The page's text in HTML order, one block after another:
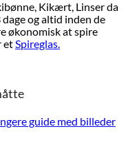
Kikært, Linser da
og altid inden de
økonomisk at spire
etSpireglas.
guide med billeder